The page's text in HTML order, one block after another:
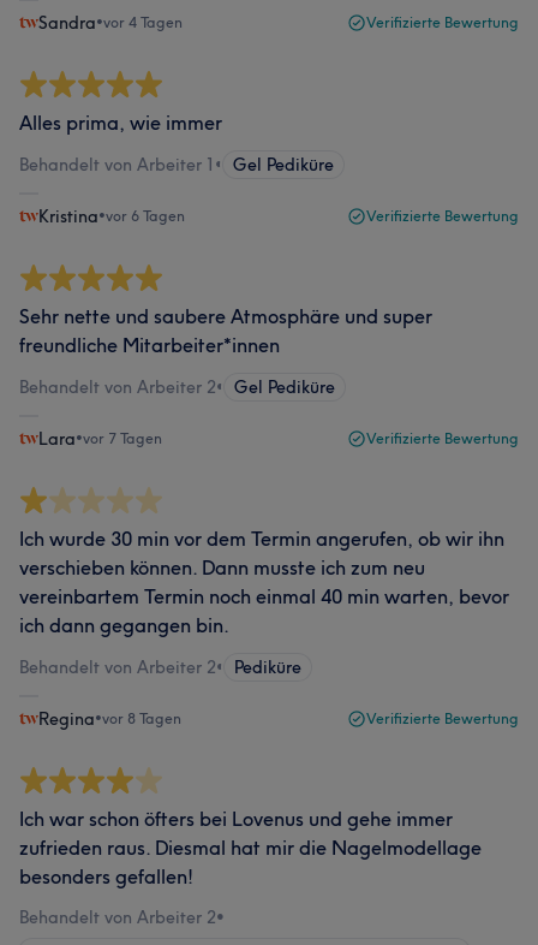
Sandra•vor 4 Tagen Verifizierte Bewertung
Alles prima, wie immer
Behandelt von Arbeiter 1 • Gel Pediküre
Kristina•vor 6 Tagen Verifizierte Bewertung
Sehr nette und saubere Atmosphäre und super
freundliche Mitarbeiter*innen
Behandelt von Arbeiter 2• Gel Pediküre
Lara•vor 7 Tagen Verifizierte Bewertung
Ich wurde 30 min vor dem Termin angerufen, ob wir ihn
verschieben können. Dann musste ich zum neu
vereinbartem Termin noch einmal 40 min warten, bevor
ich dann gegangen bin.
Behandelt von Arbeiter 2• Pediküre
Regina•vor 8 Tagen Verifizierte Bewertung
Ich war schon öfters bei Lovenus und gehe immer
zufrieden raus. Diesmal hat mir die Nagelmodellage
besonders gefallen!
Behandelt von Arbeiter 2•